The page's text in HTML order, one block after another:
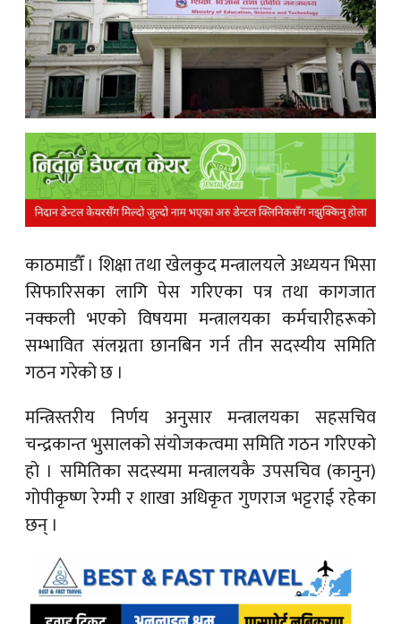
News
काठमाडौँ । शिक्षा तथा खेलकुद मन्त्रालयले अध्ययन भिसा
सिफारिसका लागि पेस गरिएका पत्र तथा कागजात
नक्कली भएको विषयमा मन्त्रालयका कर्मचारीहरूको
सम्भावित संलग्नता छानबिन गर्न तीन सदस्यीय समिति
गठन गरेको छ ।
मन्त्रिस्तरीय निर्णय अनुसार मन्त्रालयका सहसचिव
चन्द्रकान्त भुसालको संयोजकत्वमा समिति गठन गरिएको
हो । समितिका सदस्यमा मन्त्रालयकै उपसचिव (कानुन)
गोपीकृष्ण रेग्मी र शाखा अधिकृत गुणराज भट्टराई रहेका
छन् ।